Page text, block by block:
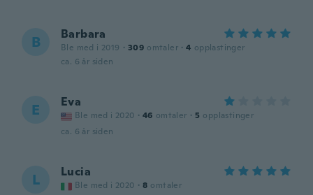
B Barbara
Ble med i 2019 · 309 omtaler · 4 opplastinger
ca. 6 år siden
E Eva
Ble med i 2020 · 46 omtaler · 5 opplastinger
ca. 6 år siden
L Lucia
Ble med i 2020 · 8 omtaler